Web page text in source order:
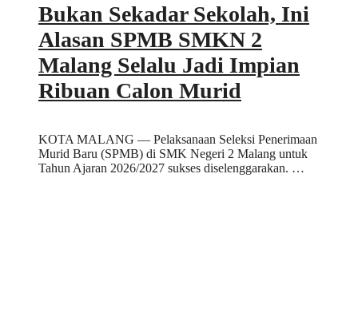
Bukan Sekadar Sekolah, Ini
Alasan SPMB SMKN 2
Malang Selalu Jadi Impian
Ribuan Calon Murid
KOTA MALANG — Pelaksanaan Seleksi Penerimaan
Murid Baru (SPMB) di SMK Negeri 2 Malang untuk
Tahun Ajaran 2026/2027 sukses diselenggarakan. …